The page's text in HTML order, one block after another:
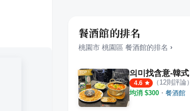
餐酒館的排名
桃園市 桃園區 餐酒館的排名 ›
4.6 （ 12則評論）
均消 $300 ・ 餐酒館